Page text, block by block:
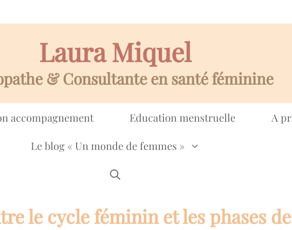
Laura Miquel
& Consultante en santé féminine
accompagnement Education menstruelle A
Le blog « Un monde de femmes »
le cycle féminin et les phases